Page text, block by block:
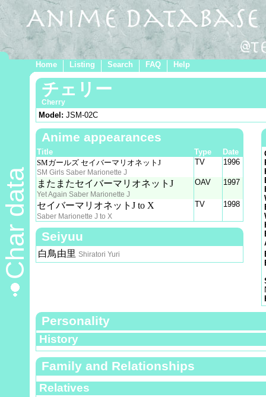
Home Listing Search FAQ Help
Char data
チェリー
Cherry
Model: JSM-02C
Anime appearances
Title Type
Date
SMガールズ セイバーマリオネットJ
SM Girls Saber Marionette J
TV 1996
またまたセイバーマリオネットJ
Yet Again Saber Marionette J
OAV 1997
セイバーマリオネットJ to X
Saber Marionette J to X
TV 1998
Seiyuu
白鳥由里 Shiratori Yuri
Personality
History
Family and Relationships
Relatives